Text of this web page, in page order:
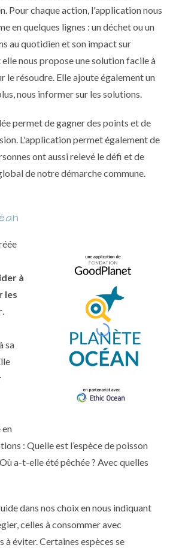
Pour chaque action, l'application nous
en quelques lignes : un déchet ou un
au quotidien et son impact sur
nous propose une solution facile à
le résoudre. Elle ajoute également un
nous informer sur les solutions.
permet de gagner des points et de
L'application permet également de
ont aussi relevé le défi et de
de notre démarche commune.
à
les
.
sa
: Quelle est l’espèce de poisson
a-t-elle été pêchée ? Avec quelles
dans nos choix en nous indiquant
celles à consommer avec
à éviter. Certaines espèces se